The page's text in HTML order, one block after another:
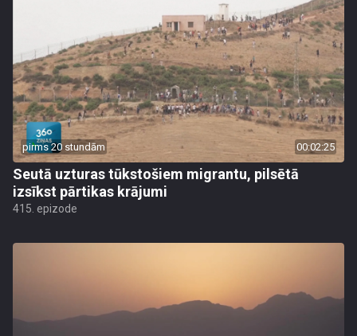
pirms 20 stundām 00:02:25
Seutā uzturas tūkstošiem migrantu, pilsētā
izsīkst pārtikas krājumi
415. epizode